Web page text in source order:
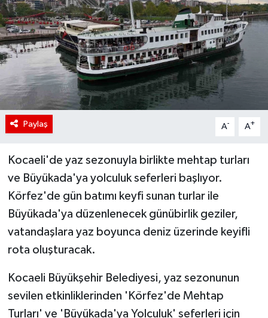
Paylaş A- A+
Kocaeli'de yaz sezonuyla birlikte mehtap turları
ve Büyükada'ya yolculuk seferleri başlıyor.
Körfez'de gün batımı keyfi sunan turlar ile
Büyükada'ya düzenlenecek günübirlik geziler,
vatandaşlara yaz boyunca deniz üzerinde keyifli
rota oluşturacak.
Kocaeli Büyükşehir Belediyesi, yaz sezonunun
sevilen etkinliklerinden 'Körfez'de Mehtap
Turları' ve 'Büyükada'ya Yolculuk' seferleri için